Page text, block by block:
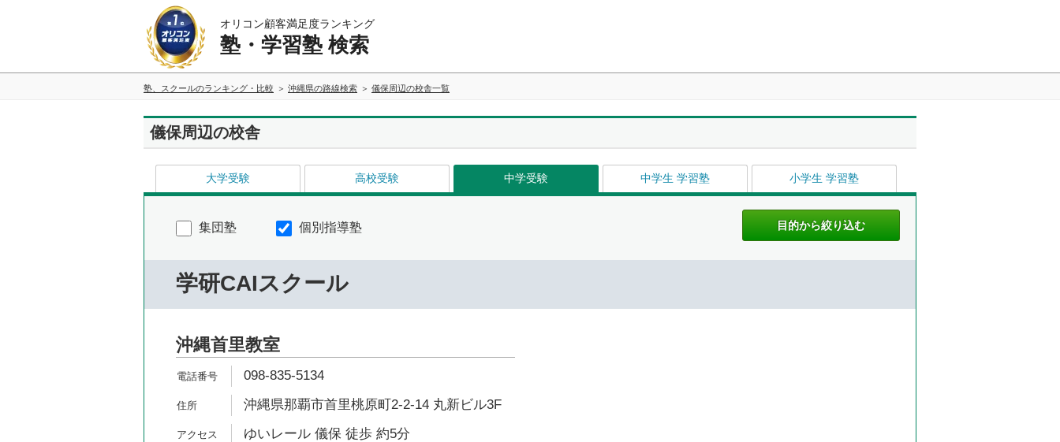
オリコン顧客満足度ランキング
塾・学習塾 検索
塾、スクールのランキング・比較 沖縄県の路線検索 儀保周辺の校舎一覧
儀保周辺の校舎
大学受験 高校受験 中学受験 中学生 学習塾 小学生 学習塾
集団塾 個別指導塾
学研CAIスクール
沖縄首里教室
098-835-5134
沖縄県那覇市首里桃原町2-2-14 丸新ビル3F
ゆいレール 儀保 徒歩 約5分